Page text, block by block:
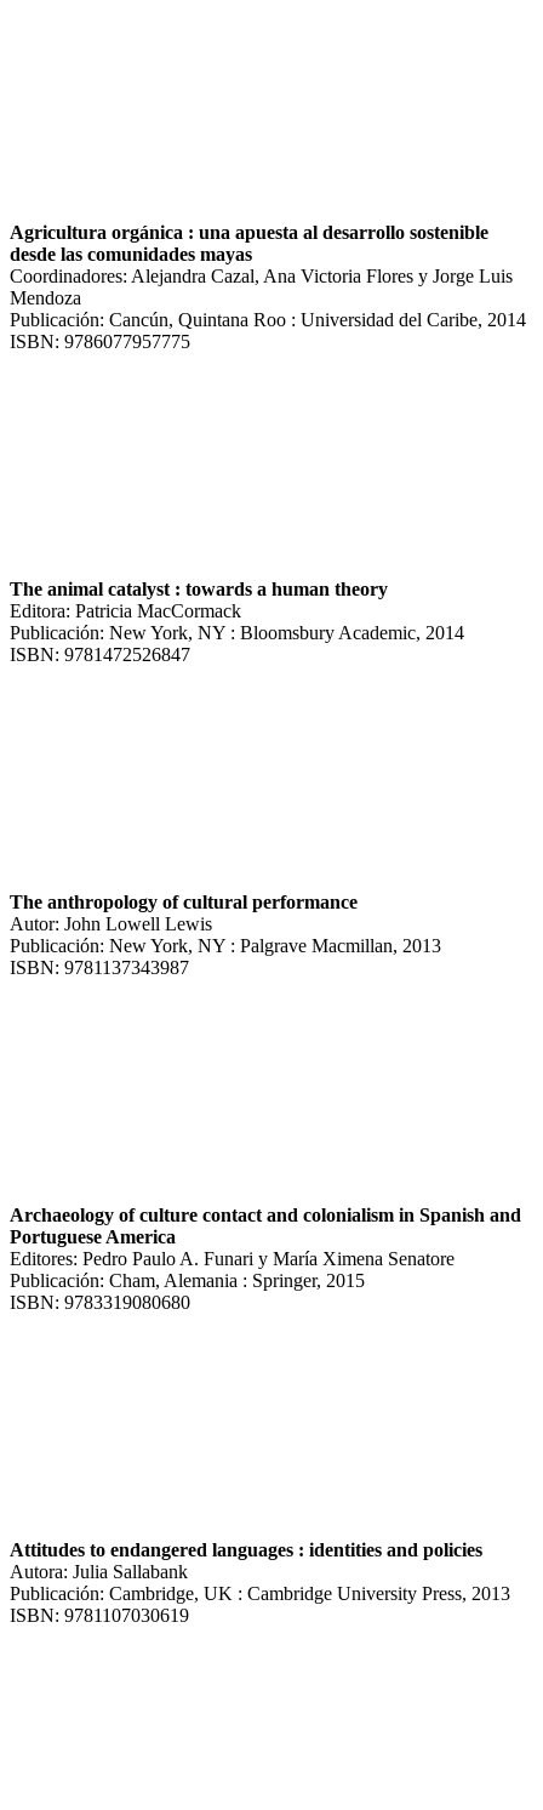
Agricultura orgánica : una apuesta al desarrollo sostenible
desde las comunidades mayas
Coordinadores: Alejandra Cazal, Ana Victoria Flores y Jorge Luis
Mendoza
Publicación: Cancún, Quintana Roo : Universidad del Caribe, 2014
ISBN: 9786077957775
The animal catalyst : towards a human theory
Editora: Patricia MacCormack
Publicación: New York, NY : Bloomsbury Academic, 2014
ISBN: 9781472526847
The anthropology of cultural performance
Autor: John Lowell Lewis
Publicación: New York, NY : Palgrave Macmillan, 2013
ISBN: 9781137343987
Archaeology of culture contact and colonialism in Spanish and
Portuguese America
Editores: Pedro Paulo A. Funari y María Ximena Senatore
Publicación: Cham, Alemania : Springer, 2015
ISBN: 9783319080680
Attitudes to endangered languages : identities and policies
Autora: Julia Sallabank
Publicación: Cambridge, UK : Cambridge University Press, 2013
ISBN: 9781107030619